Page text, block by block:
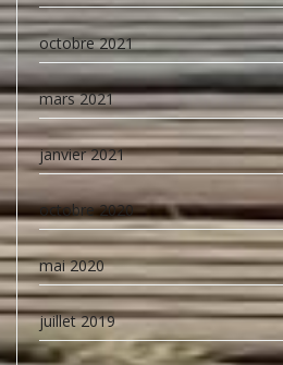
octobre 2021
mars 2021
janvier 2021
octobre 2020
mai 2020
juillet 2019